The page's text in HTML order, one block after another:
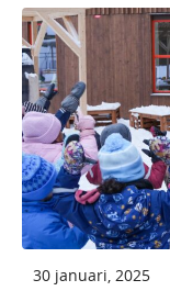
30 januari, 2025